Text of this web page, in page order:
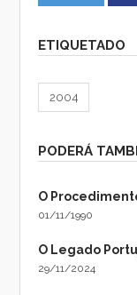
ETIQUETADO
2004
PODERÁ
O
01/11/1990
O Legado
29/11/2024